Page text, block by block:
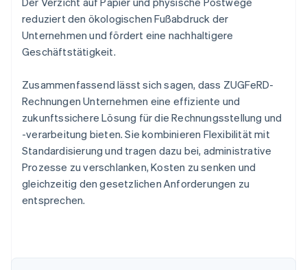
reduziert den ökologischen Fußabdruck der
Unternehmen und fördert eine nachhaltigere
Geschäftstätigkeit.
Zusammenfassend lässt sich sagen, dass ZUGFeRD-
Rechnungen Unternehmen eine effiziente und
zukunftssichere Lösung für die Rechnungsstellung und
-verarbeitung bieten. Sie kombinieren Flexibilität mit
Standardisierung und tragen dazu bei, administrative
Prozesse zu verschlanken, Kosten zu senken und
gleichzeitig den gesetzlichen Anforderungen zu
entsprechen.